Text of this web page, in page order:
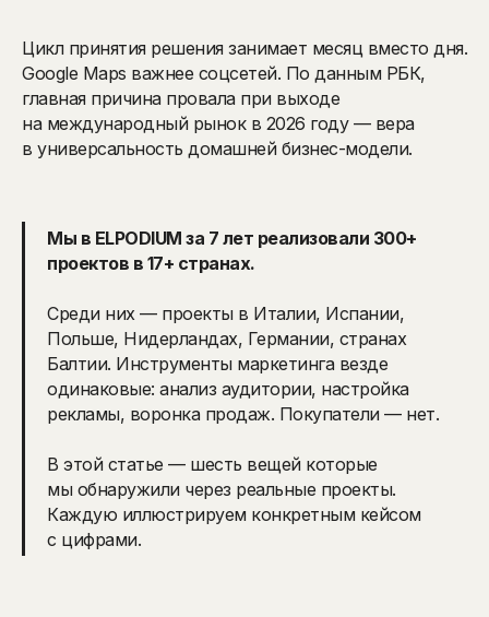
Цикл принятия решения занимает месяц вместо дня.
Google Maps важнее соцсетей. По данным РБК,
главная причина провала при выходе
на международный рынок в 2026 году — вера
в универсальность домашней бизнес-модели.
Мы в ELPODIUM за 7 лет реализовали 300+
проектов в 17+ странах.
Среди них — проекты в Италии, Испании,
Польше, Нидерландах, Германии, странах
Балтии. Инструменты маркетинга везде
одинаковые: анализ аудитории, настройка
рекламы, воронка продаж. Покупатели — нет.
В этой статье — шесть вещей которые
мы обнаружили через реальные проекты.
Каждую иллюстрируем конкретным кейсом
с цифрами.